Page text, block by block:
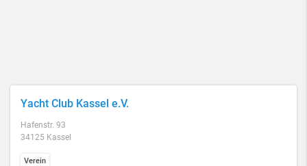
Yacht Club Kassel e.V.
Hafenstr. 93
34125 Kassel
Verein